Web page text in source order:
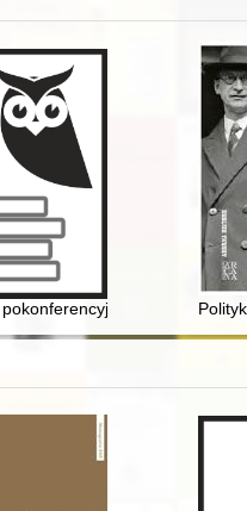
pokonferencyjne (z dostępem